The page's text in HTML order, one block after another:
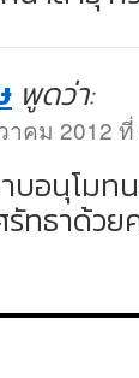
พูดว่า:
าคม 2012 ที่
บอนุโมท
ทธาด้วย